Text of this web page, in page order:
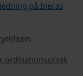
på Ineras
ordinationsorsak